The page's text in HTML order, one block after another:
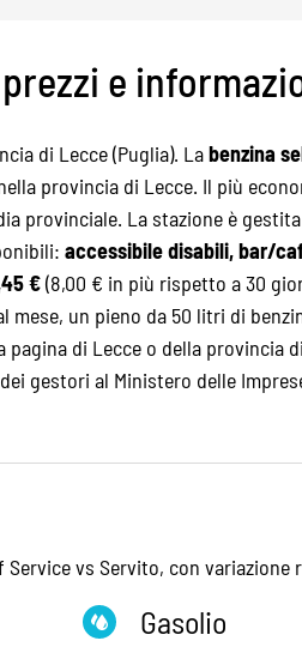
e
di Lecce (Puglia). Labenzina
provincia di Lecce. Il più
provinciale. La stazione è
accessibile disabili, bar/
€(8,00 € in più rispetto a 30
un pieno da 50 litri di
pagina di Lecce o della provincia
gestori al Ministero delle
vs Servito, con variazione
Gasolio